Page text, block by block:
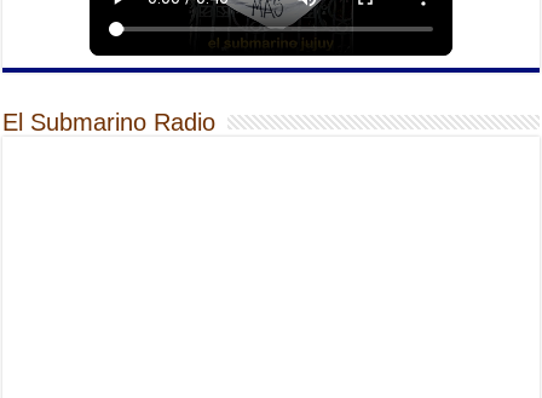
El Submarino Radio